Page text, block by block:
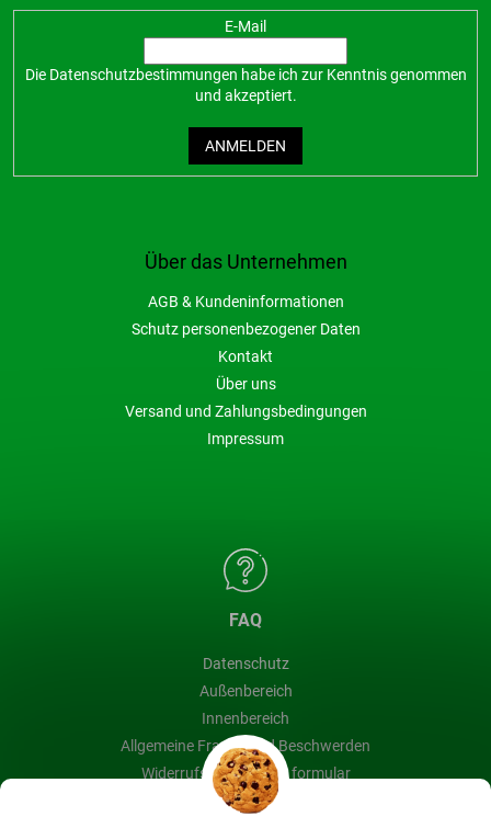
Über das Unternehmen
AGB & Kundeninformationen
Schutz personenbezogener Daten
Kontakt
Über uns
Versand und Zahlungsbedingungen
Impressum
FAQ
Datenschutz
Außenbereich
Innenbereich
Allgemeine Fragen und Beschwerden
Widerrufsbelehrung & formular
Blog
E-Mail
Die Datenschutzbestimmungen habe ich zur Kenntnis genommen
und akzeptiert.
ANMELDEN